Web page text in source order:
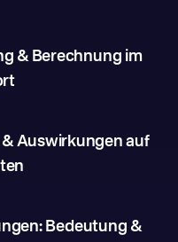
& Berechnung im
Auswirkungen auf
Bedeutung &